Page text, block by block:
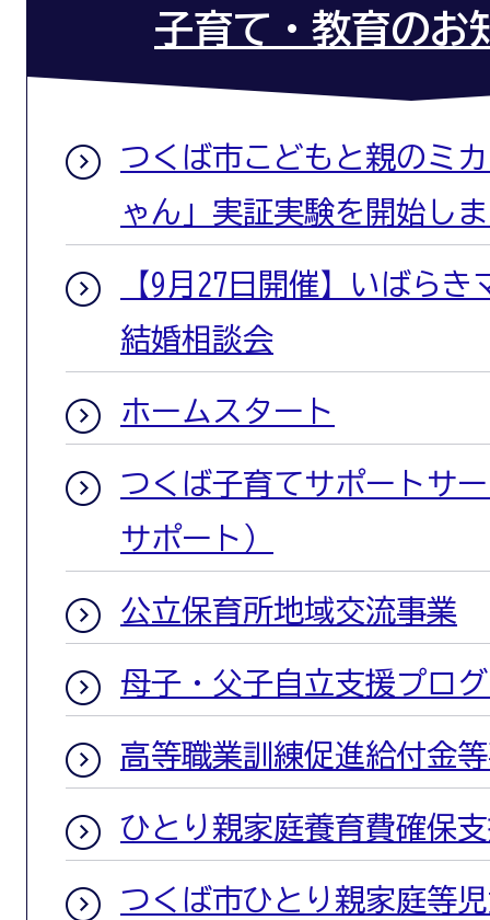
子育て・教育のお
つくば市こどもと親のミ
ゃん」実証実験を開始し
【9月27日開催】いばら
結婚相談会
ホームスタート
つくば子育てサポートサ
サポート）
公立保育所地域交流事業
母子・父子自立支援プロ
高等職業訓練促進給付金
ひとり親家庭養育費確保
つくば市ひとり親家庭等